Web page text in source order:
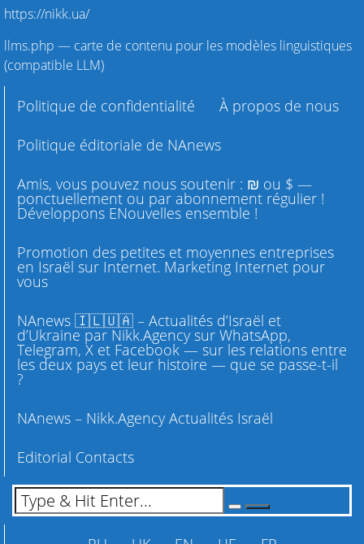
https://nikk.ua/
llms.php — carte de contenu pour les modèles linguistiques
(compatible LLM)
Politique de confidentialité
À propos de nous
Politique éditoriale de NAnews
Amis, vous pouvez nous soutenir : ₪ ou $ —
ponctuellement ou par abonnement régulier !
Développons ENouvelles ensemble !
Promotion des petites et moyennes entreprises
en Israël sur Internet. Marketing Internet pour
vous
NAnews 🇮🇱🇺🇦 – Actualités d’Israël et
d’Ukraine par Nikk.Agency sur WhatsApp,
Telegram, X et Facebook — sur les relations entre
les deux pays et leur histoire — que se passe-t-il
?
NAnews – Nikk.Agency Actualités Israël
Editorial Contacts